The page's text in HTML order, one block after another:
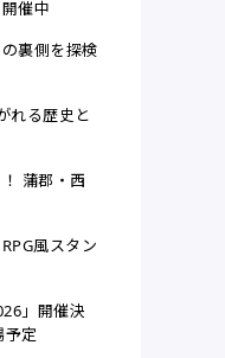
催中
裏側を探検
れる歴史と
蒲郡・西
風スタン
」開催決
予定